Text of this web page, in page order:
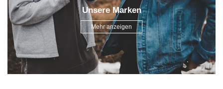
Unsere Marken
Mehr anzeigen